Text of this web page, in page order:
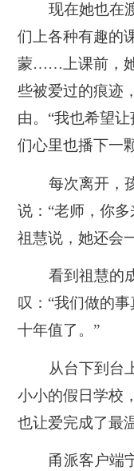
现在她也在
们上各种有趣的
蒙……上课前，
些被爱过的痕迹
由。“我也希望
们心里也播下一
每次离开，
说：“老师，你多
祖慧说，她还会
看到祖慧的
叹：“我们做的
十年值了。”
从台下到台
小小的假日学校
也让爱完成了最
甬派客户端